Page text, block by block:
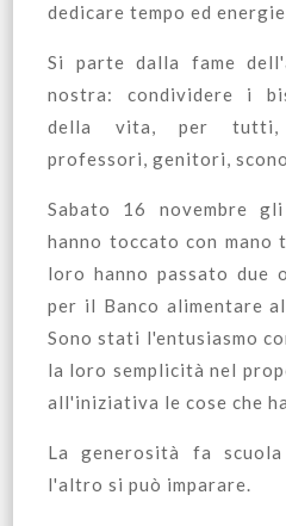
dedicare tempo ed
Si parte dalla fame
nostra: condividere i
della vita, per tutti,
professori, genitori,
Sabato 16 novembre
hanno toccato con mano
loro hanno passato due
per il Banco alimentare
Sono stati l'entusiasmo
la loro semplicità nel
all'iniziativa le cose che
La generosità fa
l'altro si può imparare.